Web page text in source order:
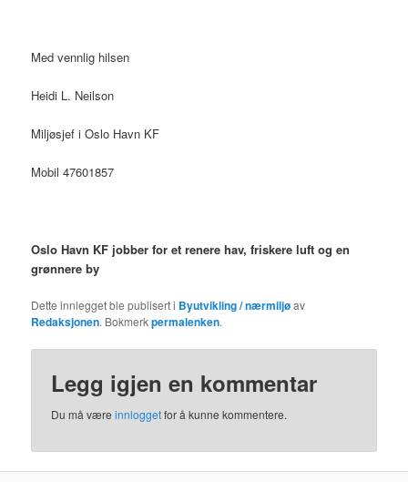
Med vennlig hilsen
Heidi L. Neilson
Miljøsjef i Oslo Havn KF
Mobil 47601857
Oslo Havn KF jobber for et renere hav, friskere luft og en
grønnere by
Dette innlegget ble publisert i Byutvikling / nærmiljøav
Redaksjonen. Bokmerkpermalenken.
Legg igjen en kommentar
Du må væreinnloggetfor å kunne kommentere.